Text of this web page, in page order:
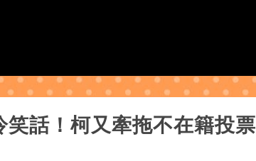
話！柯又牽拖不在籍投票